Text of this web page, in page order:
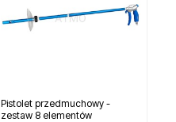
Pistolet przedmuchowy -
zestaw 8 elementów